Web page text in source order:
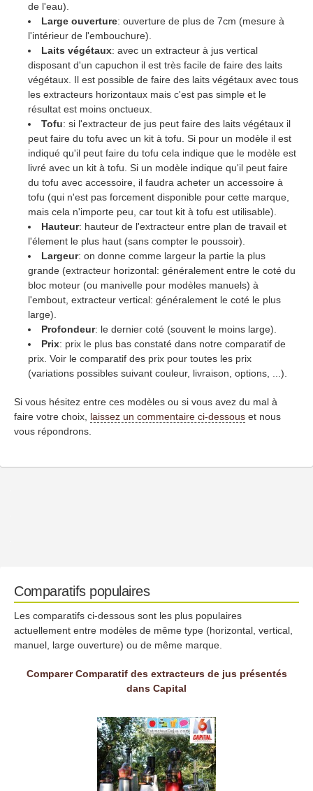
de l'eau).
Large ouverture: ouverture de plus de 7cm (mesure à
l'intérieur de l'embouchure).
Laits végétaux: avec un extracteur à jus vertical
disposant d'un capuchon il est très facile de faire des laits
végétaux. Il est possible de faire des laits végétaux avec tous
les extracteurs horizontaux mais c'est pas simple et le
résultat est moins onctueux.
Tofu: si l'extracteur de jus peut faire des laits végétaux il
peut faire du tofu avec un kit à tofu. Si pour un modèle il est
indiqué qu'il peut faire du tofu cela indique que le modèle est
livré avec un kit à tofu. Si un modèle indique qu'il peut faire
du tofu avec accessoire, il faudra acheter un accessoire à
tofu (qui n'est pas forcement disponible pour cette marque,
mais cela n'importe peu, car tout kit à tofu est utilisable).
Hauteur: hauteur de l'extracteur entre plan de travail et
l'élement le plus haut (sans compter le poussoir).
Largeur: on donne comme largeur la partie la plus
grande (extracteur horizontal: généralement entre le coté du
bloc moteur (ou manivelle pour modèles manuels) à
l'embout, extracteur vertical: généralement le coté le plus
large).
Profondeur: le dernier coté (souvent le moins large).
Prix: prix le plus bas constaté dans notre comparatif de
prix. Voir le comparatif des prix pour toutes les prix
(variations possibles suivant couleur, livraison, options, ...).
Si vous hésitez entre ces modèles ou si vous avez du mal à
faire votre choix, laissez un commentaire ci-dessous et nous
vous répondrons.
Comparatifs populaires
Les comparatifs ci-dessous sont les plus populaires
actuellement entre modèles de même type (horizontal, vertical,
manuel, large ouverture) ou de même marque.
Comparer Comparatif des extracteurs de jus présentés
dans Capital